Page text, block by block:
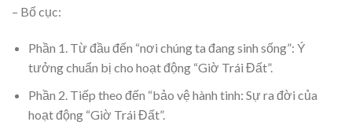
– Bố cục:
Phần 1. Từ đầu đến “nơi chúng ta đang sinh sống”: Ý
tưởng chuẩn bị cho hoạt động “Giờ Trái Đất”.
Phần 2. Tiếp theo đến “bảo vệ hành tinh: Sự ra đời của
hoạt động “Giờ Trái Đất”.